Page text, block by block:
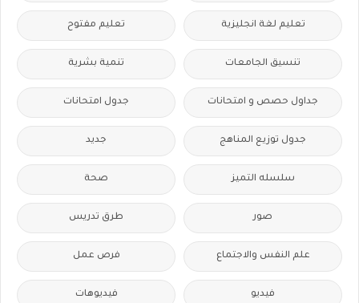
تعليم لغة انجليزية تعليم مفتوح
تنسيق الجامعات تنمية بشرية
جداول حصص و امتحانات جدول امتحانات
جدول توزيع المناهج جديد
سلسله التميز صحة
صور طرق تدريس
علم النفس والاجتماع فرص عمل
فيديو فيديوهات